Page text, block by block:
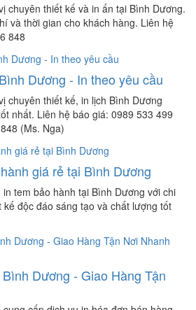
chuyên thiết kế và in ấn tại Bình Dương.
và thời gian cho khách hàng. Liên hệ
848
Dương - In theo yêu cầu
chuyên thiết kế, in lịch Bình Dương
nhất. Liên hệ báo giá: 0989 533 499
(Ms. Nga)
giá rẻ tại Bình Dương
tem bảo hành tại Bình Dương với chi
độc đáo sáng tạo và chất lượng tốt
Dương - Giao Hàng Tận